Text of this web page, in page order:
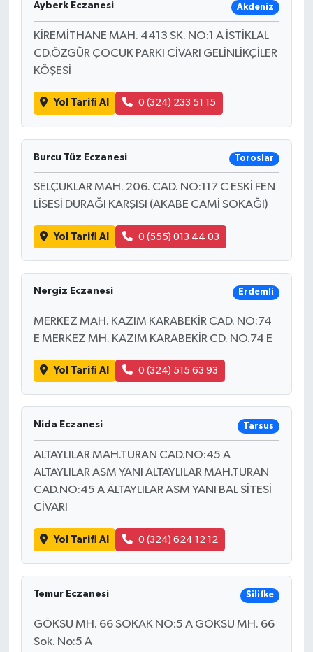
Ayberk Eczanesi Akdeniz
KİREMİTHANE MAH. 4413 SK. NO:1 A İSTİKLAL
CD.ÖZGÜR ÇOCUK PARKI CİVARI GELİNLİKÇİLER
KÖŞESİ
Yol Tarifi Al 0 (324) 233 51 15
Burcu Tüz Eczanesi Toroslar
SELÇUKLAR MAH. 206. CAD. NO:117 C ESKİ FEN
LİSESİ DURAĞI KARŞISI (AKABE CAMİ SOKAĞI)
Yol Tarifi Al 0 (555) 013 44 03
Nergiz Eczanesi Erdemli
MERKEZ MAH. KAZIM KARABEKİR CAD. NO:74
E MERKEZ MH. KAZIM KARABEKİR CD. NO.74 E
Yol Tarifi Al 0 (324) 515 63 93
Nida Eczanesi Tarsus
ALTAYLILAR MAH.TURAN CAD.NO:45 A
ALTAYLILAR ASM YANI ALTAYLILAR MAH.TURAN
CAD.NO:45 A ALTAYLILAR ASM YANI BAL SİTESİ
CİVARI
Yol Tarifi Al 0 (324) 624 12 12
Temur Eczanesi Silifke
GÖKSU MH. 66 SOKAK NO:5 A GÖKSU MH. 66
Sok. No:5 A